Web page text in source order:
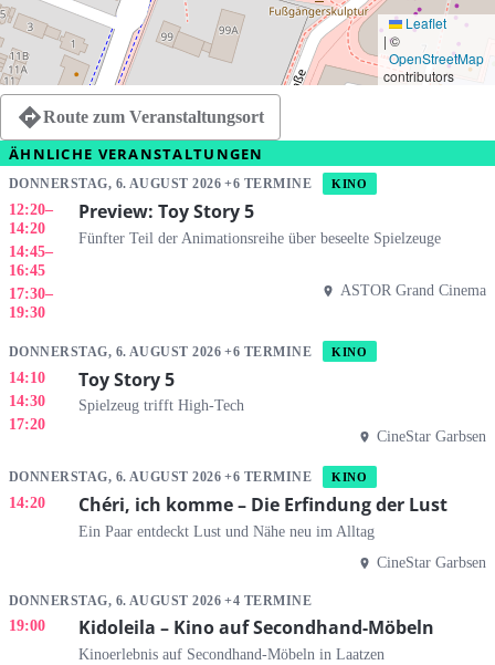
Leaflet
|©
OpenStreetMap
contributors
Route zum Veranstaltungsort
ÄHNLICHE VERANSTALTUNGEN
DONNERSTAG, 6. AUGUST 2026 +6 TERMINE KINO
12:20–
14:20
14:45–
16:45
17:30–
19:30
Preview: Toy Story 5
Fünfter Teil der Animationsreihe über beseelte Spielzeuge
ASTOR Grand Cinema
DONNERSTAG, 6. AUGUST 2026 +6 TERMINE KINO
14:10
14:30
17:20
Toy Story 5
Spielzeug trifft High-Tech
CineStar Garbsen
DONNERSTAG, 6. AUGUST 2026 +6 TERMINE KINO
14:20 Chéri, ich komme – Die Erfindung der Lust
Ein Paar entdeckt Lust und Nähe neu im Alltag
CineStar Garbsen
DONNERSTAG, 6. AUGUST 2026 +4 TERMINE
19:00 Kidoleila – Kino auf Secondhand-Möbeln
Kinoerlebnis auf Secondhand-Möbeln in Laatzen